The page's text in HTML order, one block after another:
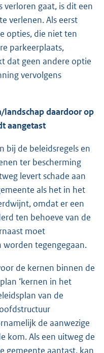
verloren gaat, is dit een
verlenen. Als eerst
opties, die niet ten
parkeerplaats,
dat geen andere optie
vervolgens
landschap daardoor op
aangetast
bij de beleidsregels en
ter bescherming
levert schade aan
als het in het
omdat er een
ten behoeve van de
moet
tegengegaan.
de kernen binnen de
‘kernen in het
van de
de aanwezige
kom. Als een uitweg de
gemeente aantast, kan